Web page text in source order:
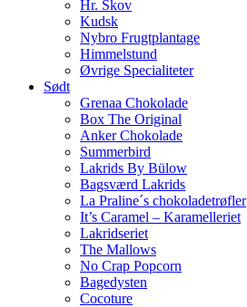
Hr. Skov
Kudsk
Nybro Frugtplantage
Himmelstund
Øvrige Specialiteter
Sødt
Grenaa Chokolade
Box The Original
Anker Chokolade
Summerbird
Lakrids By Bülow
Bagsværd Lakrids
La Praline´s chokoladetrøfler
It’s Caramel – Karamelleriet
Lakridseriet
The Mallows
No Crap Popcorn
Bagedysten
Cocoture